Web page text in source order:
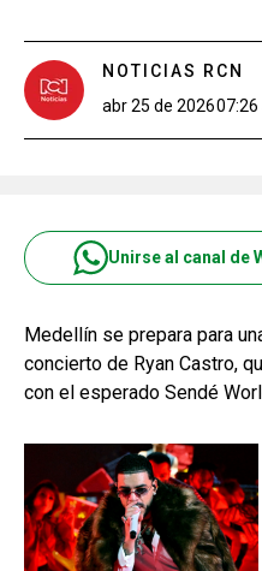
NOTICIAS RCN
abr 25 de 202607:26
Unirse al canal de
Medellín se prepara para
concierto de Ryan Castro,
con el esperado Sendé